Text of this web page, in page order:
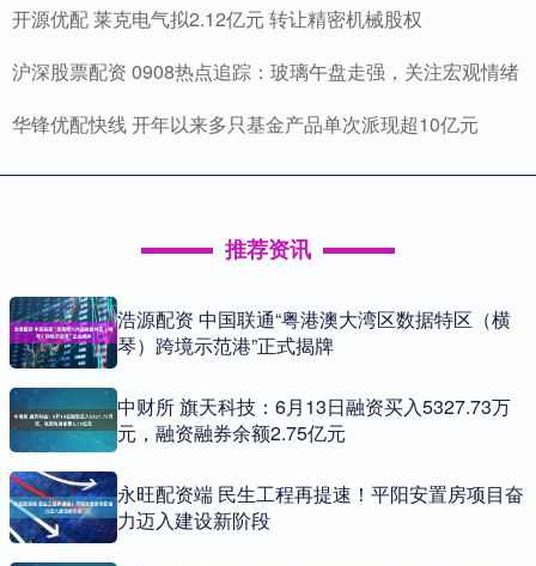
开源优配 莱克电气拟2.12亿元 转让精密机械股权
沪深股票配资 0908热点追踪：玻璃午盘走强，关注宏观情绪
华锋优配快线 开年以来多只基金产品单次派现超10亿元
推荐资讯
浩源配资 中国联通“粤港澳大湾区数据特区（横
琴）跨境示范港”正式揭牌
中财所 旗天科技：6月13日融资买入5327.73万
元，融资融券余额2.75亿元
永旺配资端 民生工程再提速！平阳安置房项目奋
力迈入建设新阶段